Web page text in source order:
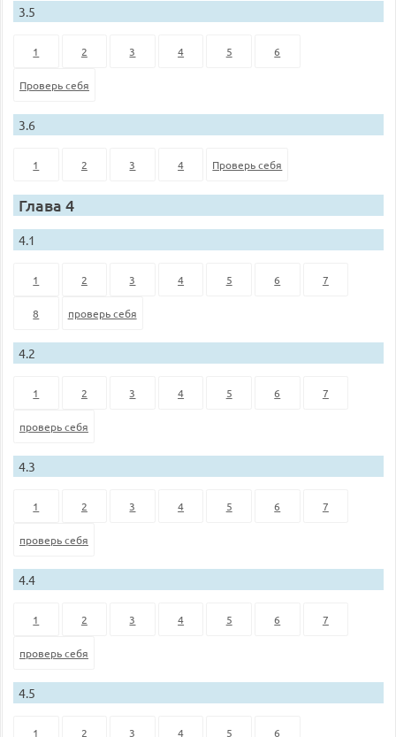
3.5
1 2 3 4 5 6
Проверь себя
3.6
1 2 3 4 Проверь себя
Глава 4
4.1
1 2 3 4 5 6 7
8 проверь себя
4.2
1 2 3 4 5 6 7
проверь себя
4.3
1 2 3 4 5 6 7
проверь себя
4.4
1 2 3 4 5 6 7
проверь себя
4.5
1 2 3 4 5 6